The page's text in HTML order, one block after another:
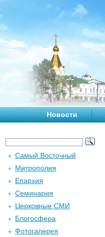
Новости
Самый Восточный
Митрополия
Епархия
Семинария
Церковные СМИ
Блогосфера
Фотогалерея